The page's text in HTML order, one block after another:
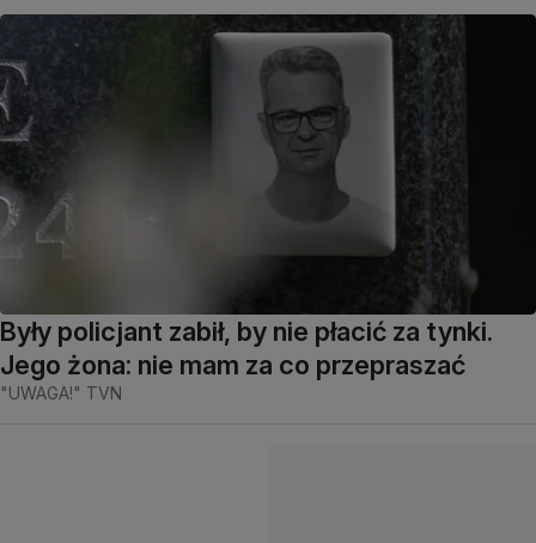
Były policjant zabił, by nie płacić za tynki.
Jego żona: nie mam za co przepraszać
"UWAGA!" TVN